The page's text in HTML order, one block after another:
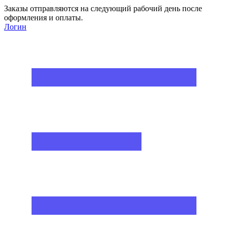
Заказы отправляются на следующий рабочий день после
оформления и оплаты.
Логин